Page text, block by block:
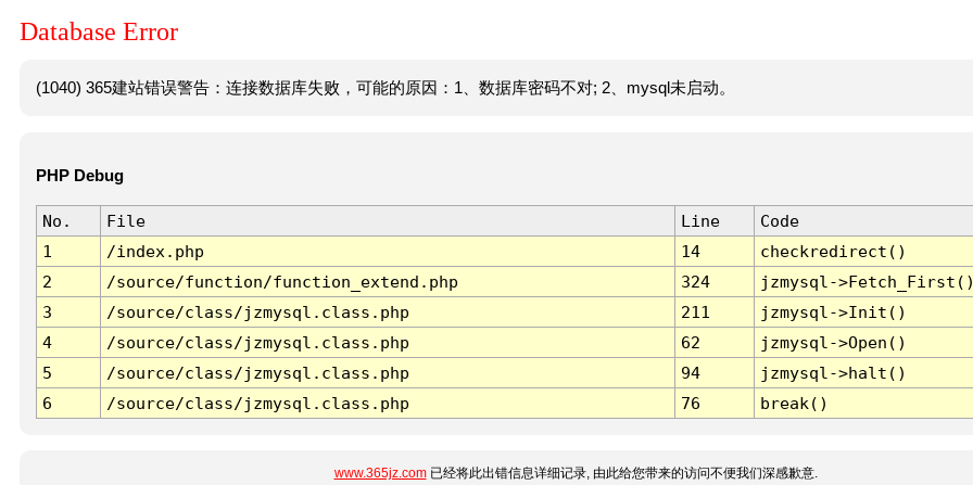
Database Error
(1040) 365建站错误警告：连接数据库失败，可能的原因：1、数据库密码不对; 2、mysql未启动。
PHP Debug
No. File Line
Code
1
/index.php 14
checkredirect()
2
/source/function/function_extend.php 324
jzmysql-
3
/source/class/jzmysql.class.php 211
jzmysql->Init()
4
/source/class/jzmysql.class.php 62
jzmysql->Open()
5
/source/class/jzmysql.class.php 94
jzmysql->halt()
6
/source/class/jzmysql.class.php 76 break()
www.365jz.com已经将此出错信息详细记录, 由此给您带来的访问不便我们深感歉意.